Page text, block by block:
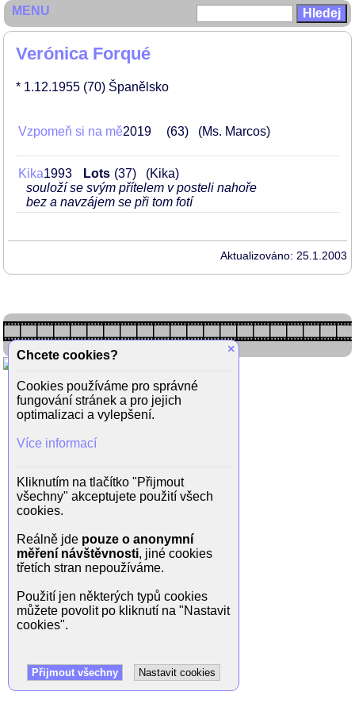
Verónica Forqué
* 1.12.1955 (70) Španělsko
Vzpomeň si na mě2019 63 (Ms. Marcos)
Kika1993 Lots 37
(Kika)
souloží se svým přítelem v posteli nahoře
bez a navzájem se při tom fotí
Aktualizováno: 25.1.2003
MENU
×
Chcete cookies?
Cookies používáme pro správné
fungování stránek a pro jejich
optimalizaci a vylepšení.
Více informací
Kliknutím na tlačítko "Přijmout
všechny" akceptujete použití všech
cookies.
Reálně jde pouze o anonymní
měření návštěvnosti, jiné cookies
třetích stran nepoužíváme.
Použití jen některých typů cookies
můžete povolit po kliknutí na "Nastavit
cookies".
Přijmout všechny Nastavit cookies